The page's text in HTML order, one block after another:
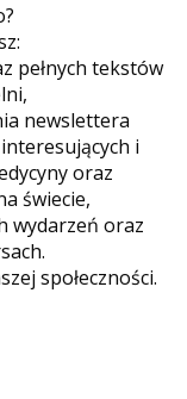
pełnych tekstów
newslettera
i
oraz
świecie,
wydarzeń oraz
społeczności.